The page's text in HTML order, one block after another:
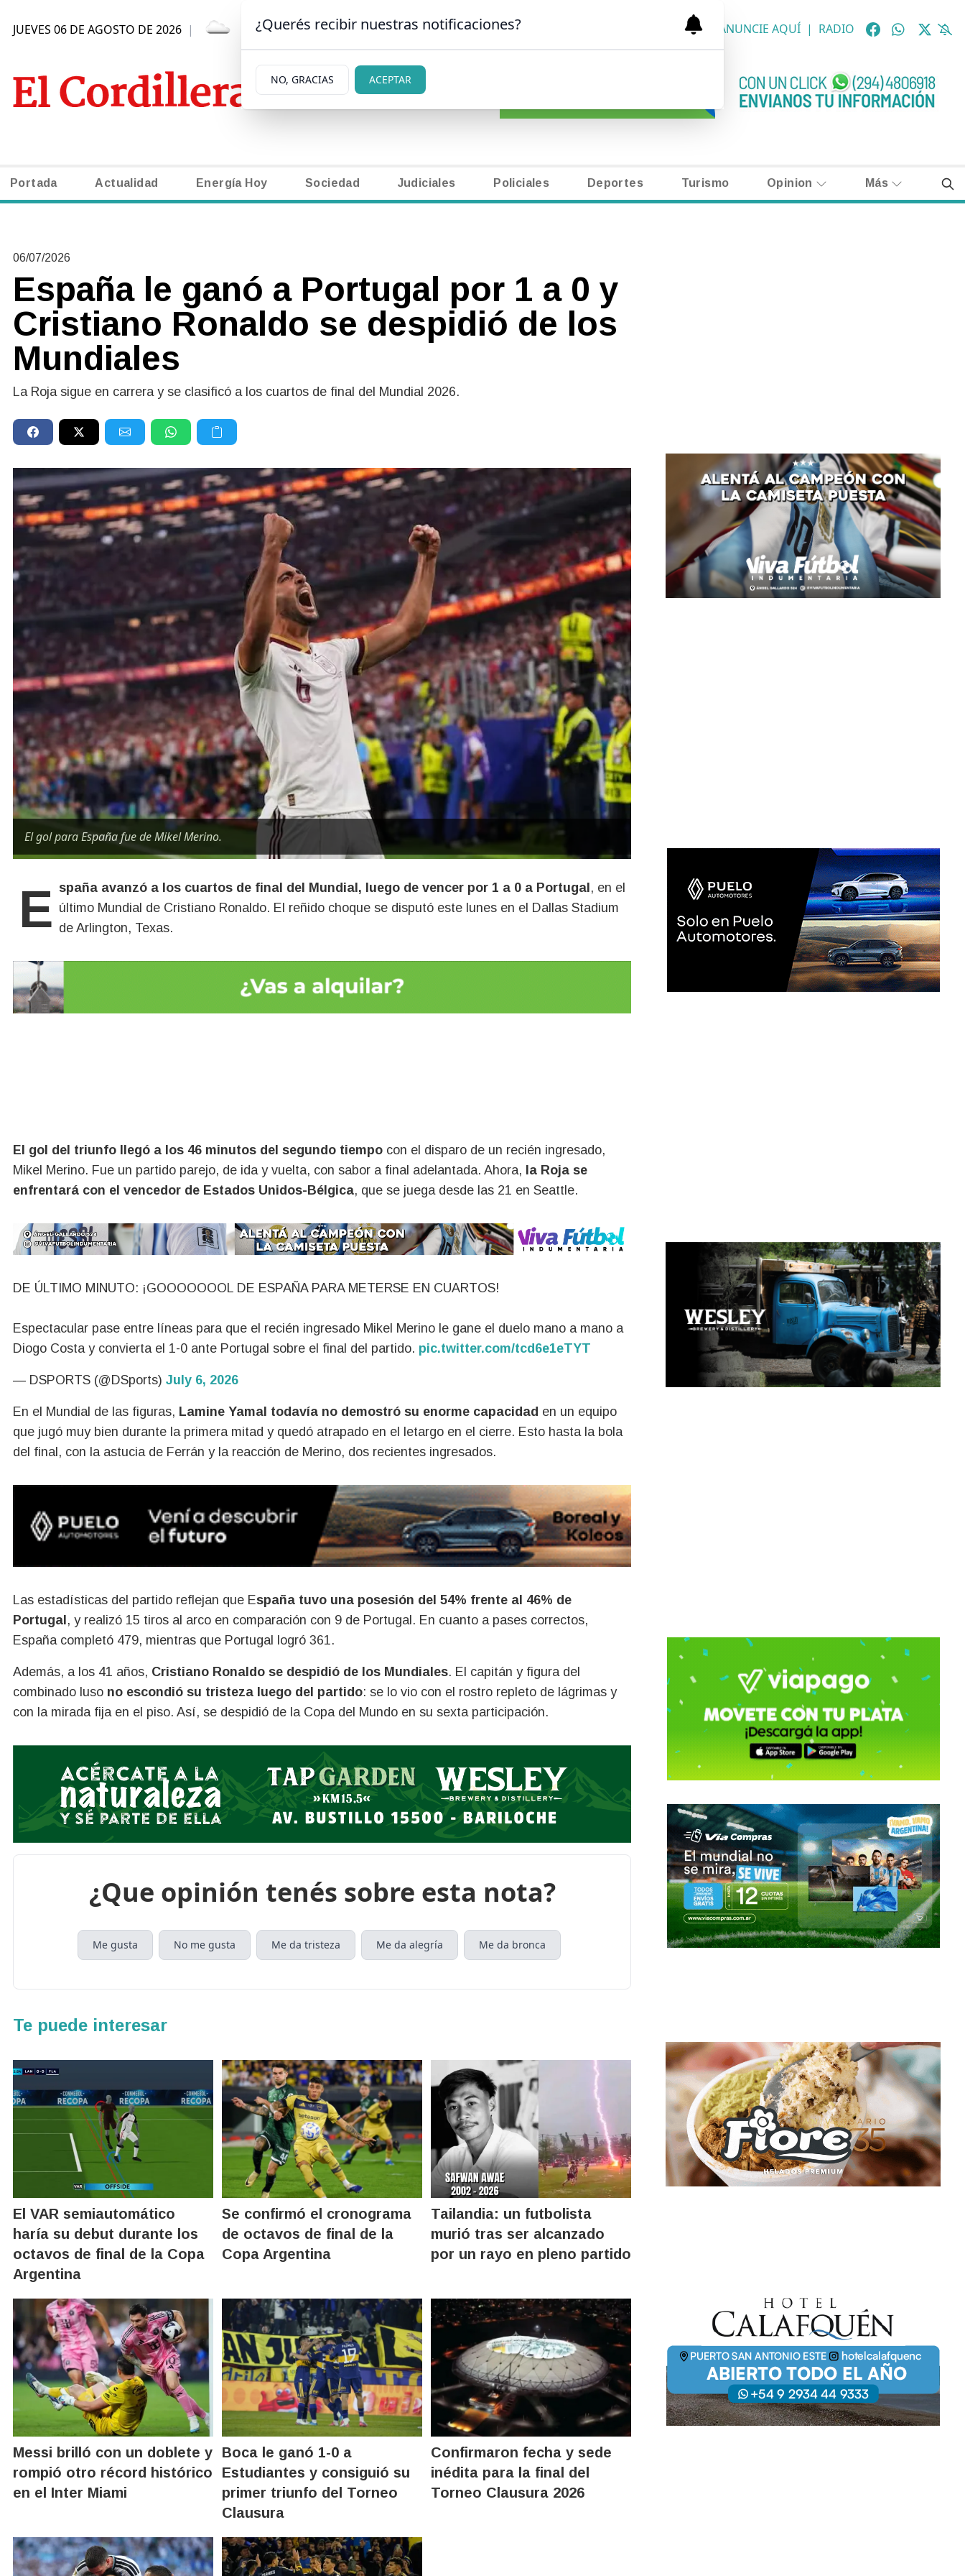
JUEVES 06 DE AGOSTO DE 2026 | 5.7ºC | SAN CARLOS DE BARILOCHE CLASIFICADOS NECROLÓGICAS ANUNCIE AQUÍ | RADIO
Portada Actualidad Energía Hoy Sociedad Judiciales Policiales Deportes Turismo Opinion Más
06/07/2026
España le ganó a Portugal por 1 a 0 y
Cristiano Ronaldo se despidió de los
Mundiales
La Roja sigue en carrera y se clasificó a los cuartos de final del Mundial 2026.
El gol para España fue de Mikel Merino.
España avanzó a los cuartos de final del Mundial, luego de vencer por 1 a 0 a Portugal, en el
último Mundial de Cristiano Ronaldo. El reñido choque se disputó este lunes en el Dallas Stadium
de Arlington, Texas.
El gol del triunfo llegó a los 46 minutos del segundo tiempo con el disparo de un recién ingresado,
Mikel Merino. Fue un partido parejo, de ida y vuelta, con sabor a final adelantada. Ahora, la Roja se
enfrentará con el vencedor de Estados Unidos-Bélgica, que se juega desde las 21 en Seattle.
DE ÚLTIMO MINUTO: ¡GOOOOOOOL DE ESPAÑA PARA METERSE EN CUARTOS!
Espectacular pase entre líneas para que el recién ingresado Mikel Merino le gane el duelo mano a mano a
Diogo Costa y convierta el 1-0 ante Portugal sobre el final del partido. pic.twitter.com/tcd6e1eTYT
— DSPORTS (@DSports) July 6, 2026
En el Mundial de las figuras, Lamine Yamal todavía no demostró su enorme capacidad en un equipo
que jugó muy bien durante la primera mitad y quedó atrapado en el letargo en el cierre. Esto hasta la bola
del final, con la astucia de Ferrán y la reacción de Merino, dos recientes ingresados.
Las estadísticas del partido reflejan que España tuvo una posesión del 54% frente al 46% de
Portugal, y realizó 15 tiros al arco en comparación con 9 de Portugal. En cuanto a pases correctos,
España completó 479, mientras que Portugal logró 361.
Además, a los 41 años, Cristiano Ronaldo se despidió de los Mundiales. El capitán y figura del
combinado luso no escondió su tristeza luego del partido: se lo vio con el rostro repleto de lágrimas y
con la mirada fija en el piso. Así, se despidió de la Copa del Mundo en su sexta participación.
¿Que opinión tenés sobre esta nota?
Me gusta No me gusta Me da tristeza Me da alegría Me da bronca
Te puede interesar
El VAR semiautomático
haría su debut durante los
octavos de final de la Copa
Argentina
Se confirmó el cronograma
de octavos de final de la
Copa Argentina
Tailandia: un futbolista
murió tras ser alcanzado
por un rayo en pleno partido
Messi brilló con un doblete y
rompió otro récord histórico
en el Inter Miami
Boca le ganó 1-0 a
Estudiantes y consiguió su
primer triunfo del Torneo
Clausura
Confirmaron fecha y sede
inédita para la final del
Torneo Clausura 2026
¿Querés recibir nuestras notificaciones?
NO, GRACIAS ACEPTAR